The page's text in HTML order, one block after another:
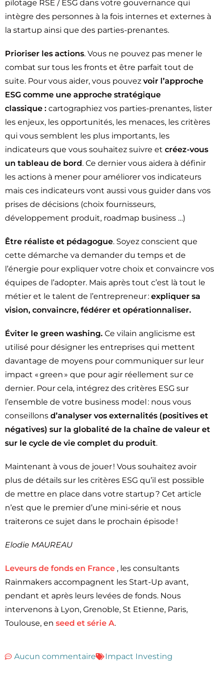
pilotage RSE / ESG dans votre gouvernance qui
intègre des personnes à la fois internes et externes à
la startup ainsi que des parties-prenantes.
Prioriser les actions. Vous ne pouvez pas mener le
combat sur tous les fronts et être parfait tout de
suite. Pour vous aider, vous pouvez voir l’approche
ESG comme une approche stratégique
classique : cartographiez vos parties-prenantes, lister
les enjeux, les opportunités, les menaces, les critères
qui vous semblent les plus importants, les
indicateurs que vous souhaitez suivre et créez-vous
un tableau de bord. Ce dernier vous aidera à définir
les actions à mener pour améliorer vos indicateurs
mais ces indicateurs vont aussi vous guider dans vos
prises de décisions (choix fournisseurs,
développement produit, roadmap business …)
Être réaliste et pédagogue. Soyez conscient que
cette démarche va demander du temps et de
l’énergie pour expliquer votre choix et convaincre vos
équipes de l’adopter. Mais après tout c’est là tout le
métier et le talent de l’entrepreneur : expliquer sa
vision, convaincre, fédérer et opérationnaliser.
Éviter le green washing. Ce vilain anglicisme est
utilisé pour désigner les entreprises qui mettent
davantage de moyens pour communiquer sur leur
impact « green » que pour agir réellement sur ce
dernier. Pour cela, intégrez des critères ESG sur
l’ensemble de votre business model : nous vous
conseillons d’analyser vos externalités (positives et
négatives) sur la globalité de la chaîne de valeur et
sur le cycle de vie complet du produit.
Maintenant à vous de jouer ! Vous souhaitez avoir
plus de détails sur les critères ESG qu’il est possible
de mettre en place dans votre startup ? Cet article
n’est que le premier d’une mini-série et nous
traiterons ce sujet dans le prochain épisode !
Elodie MAUREAU
Leveurs de fonds en France , les consultants
Rainmakers accompagnent les Start-Up avant,
pendant et après leurs levées de fonds. Nous
intervenons à Lyon, Grenoble, St Etienne, Paris,
Toulouse, en seed et série A.
Aucun commentaire Impact Investing